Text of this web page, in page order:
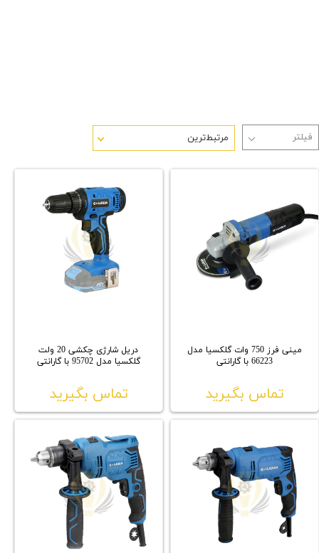
مرتبط‌ترین
مینی فرز 750 وات گلکسیا مدل
66223 با گارانتی
تماس بگیرید
دریل شارژی چکشی 20 ولت
گلکسیا مدل 95702 با گارانتی
تماس بگیرید